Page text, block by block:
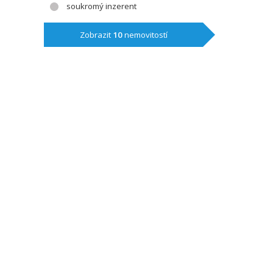
soukromý inzerent
Zobrazit 10nemovitostí